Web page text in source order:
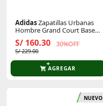
AdidasZapatillas Urbanas
Hombre Grand Court Base
S/ 160.30 30%OFF
S/ 229.00
AGREGAR
NUEVO